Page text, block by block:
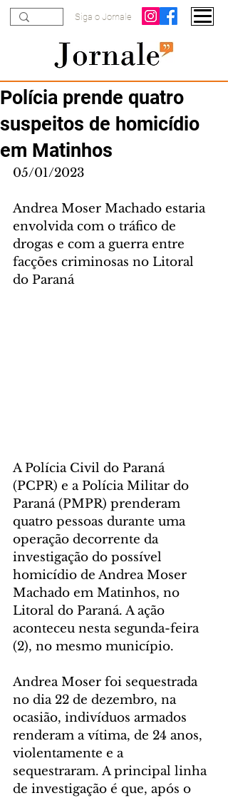
Siga o Jornale
Polícia prende quatro
suspeitos de homicídio
em Matinhos
05/01/2023
Andrea Moser Machado estaria
envolvida com o tráfico de
drogas e com a guerra entre
facções criminosas no Litoral
do Paraná
A Polícia Civil do Paraná
(PCPR) e a Polícia Militar do
Paraná (PMPR) prenderam
quatro pessoas durante uma
operação decorrente da
investigação do possível
homicídio de Andrea Moser
Machado em Matinhos, no
Litoral do Paraná. A ação
aconteceu nesta segunda-feira
(2), no mesmo município.
Andrea Moser foi sequestrada
no dia 22 de dezembro, na
ocasião, indivíduos armados
renderam a vítima, de 24 anos,
violentamente e a
sequestraram. A principal linha
de investigação é que, após o